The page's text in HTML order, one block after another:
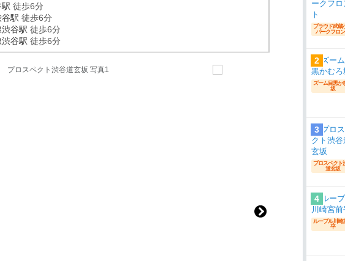
徒歩6分
谷駅 徒歩6分
渋谷駅 徒歩6分
渋谷駅 徒歩6分
プラウド武蔵
パークフロ
2
ズーム目黒か
坂
3
プロスペクト
道玄坂
4
ルーブル川崎
平